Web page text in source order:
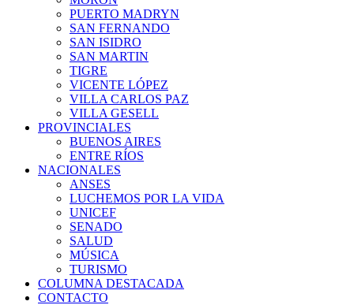
PUERTO MADRYN
SAN FERNANDO
SAN ISIDRO
SAN MARTIN
TIGRE
VICENTE LÓPEZ
VILLA CARLOS PAZ
VILLA GESELL
PROVINCIALES
BUENOS AIRES
ENTRE RÍOS
NACIONALES
ANSES
LUCHEMOS POR LA VIDA
UNICEF
SENADO
SALUD
MÚSICA
TURISMO
COLUMNA DESTACADA
CONTACTO